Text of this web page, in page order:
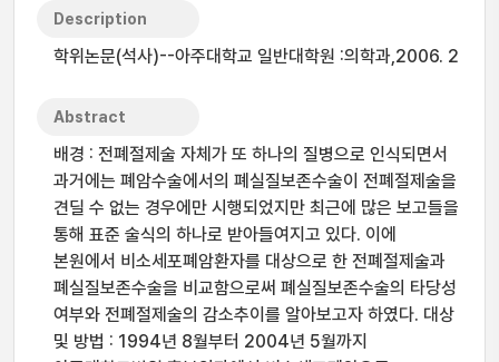
Description
학위논문(석사)--아주대학교 일반대학원 :의학과,2006. 2
Abstract
배경 : 전폐절제술 자체가 또 하나의 질병으로 인식되면서
과거에는 폐암수술에서의 폐실질보존수술이 전폐절제술을
견딜 수 없는 경우에만 시행되었지만 최근에 많은 보고들을
통해 표준 술식의 하나로 받아들여지고 있다. 이에
본원에서 비소세포폐암환자를 대상으로 한 전폐절제술과
폐실질보존수술을 비교함으로써 폐실질보존수술의 타당성
여부와 전폐절제술의 감소추이를 알아보고자 하였다. 대상
및 방법 : 1994년 8월부터 2004년 5월까지